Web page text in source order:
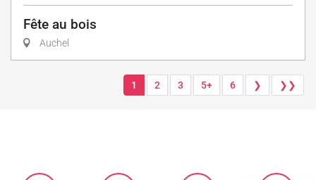
Fête au bois
Auchel
1 2 3 5+ 6 ❯ ❯❯